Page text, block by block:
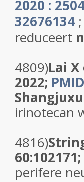
2020 :
32676134 ;
reduceert
4809)Lai
2022;
Shangjuxu
irinotecan
4816)
60:102171;
perifere